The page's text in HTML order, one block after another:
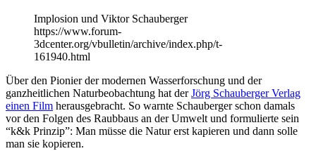
Implosion und Viktor Schauberger
https://www.forum-
3dcenter.org/vbulletin/archive/index.php/t-
161940.html
Über den Pionier der modernen Wasserforschung und der
ganzheitlichen Naturbeobachtung hat derJörg Schauberger Verlag
einen Film herausgebracht. So warnte Schauberger schon damals
vor den Folgen des Raubbaus an der Umwelt und formulierte sein
“k&k Prinzip”: Man müsse die Natur erst kapieren und dann solle
man sie kopieren.